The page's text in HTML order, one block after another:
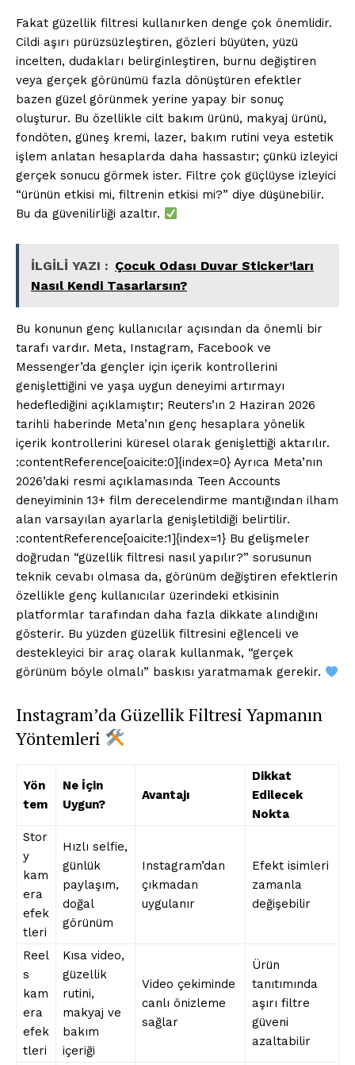
Fakat güzellik filtresi kullanırken denge çok önemlidir.
Cildi aşırı pürüzsüzleştiren, gözleri büyüten, yüzü
incelten, dudakları belirginleştiren, burnu değiştiren
veya gerçek görünümü fazla dönüştüren efektler
bazen güzel görünmek yerine yapay bir sonuç
oluşturur. Bu özellikle cilt bakım ürünü, makyaj ürünü,
fondöten, güneş kremi, lazer, bakım rutini veya estetik
işlem anlatan hesaplarda daha hassastır; çünkü izleyici
gerçek sonucu görmek ister. Filtre çok güçlüyse izleyici
“ürünün etkisi mi, filtrenin etkisi mi?” diye düşünebilir.
Bu da güvenilirliği azaltır.
İLGİLİ YAZI : Çocuk Odası Duvar Sticker’ları
Nasıl Kendi Tasarlarsın?
Bu konunun genç kullanıcılar açısından da önemli bir
tarafı vardır. Meta, Instagram, Facebook ve
Messenger’da gençler için içerik kontrollerini
genişlettiğini ve yaşa uygun deneyimi artırmayı
hedeflediğini açıklamıştır; Reuters’ın 2 Haziran 2026
tarihli haberinde Meta’nın genç hesaplara yönelik
içerik kontrollerini küresel olarak genişlettiği aktarılır.
:contentReference[oaicite:0]{index=0} Ayrıca Meta’nın
2026’daki resmi açıklamasında Teen Accounts
deneyiminin 13+ film derecelendirme mantığından ilham
alan varsayılan ayarlarla genişletildiği belirtilir.
:contentReference[oaicite:1]{index=1} Bu gelişmeler
doğrudan “güzellik filtresi nasıl yapılır?” sorusunun
teknik cevabı olmasa da, görünüm değiştiren efektlerin
özellikle genç kullanıcılar üzerindeki etkisinin
platformlar tarafından daha fazla dikkate alındığını
gösterir. Bu yüzden güzellik filtresini eğlenceli ve
destekleyici bir araç olarak kullanmak, “gerçek
görünüm böyle olmalı” baskısı yaratmamak gerekir.
Instagram’da Güzellik Filtresi Yapmanın
Yöntemleri
Yön
tem
Ne İçin
Uygun?
Avantajı
Dikkat
Edilecek
Nokta
Stor
y
kam
era
efek
tleri
Hızlı selfie,
günlük
paylaşım,
doğal
görünüm
Instagram’dan
çıkmadan
uygulanır
Efekt isimleri
zamanla
değişebilir
Reel
s
kam
era
efek
tleri
Kısa video,
güzellik
rutini,
makyaj ve
bakım
içeriği
Video çekiminde
canlı önizleme
sağlar
Ürün
tanıtımında
aşırı filtre
güveni
azaltabilir